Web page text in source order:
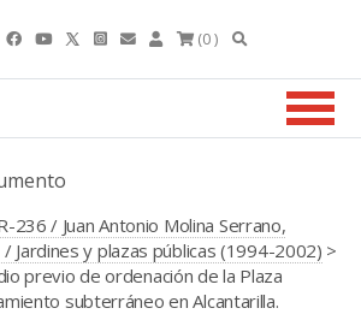
(0 )
236 / Juan Antonio Molina Serrano,
/ Jardines y plazas públicas (1994-2002) >
previo de ordenación de la Plaza
subterráneo en Alcantarilla.